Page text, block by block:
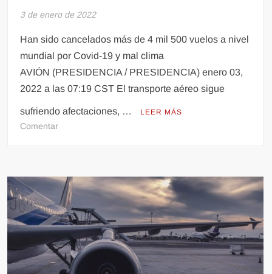
3 de enero de 2022
Han sido cancelados más de 4 mil 500 vuelos a nivel
mundial por Covid-19 y mal clima
AVIÓN (PRESIDENCIA / PRESIDENCIA) enero 03,
2022 a las 07:19 CST El transporte aéreo sigue
sufriendo afectaciones, … LEER MÁS
Comentaren
más
de
4
mil
500
vuelos